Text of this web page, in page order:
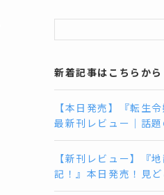
新着記事はこちらから
【本日発売】『転生
最新刊レビュー｜話
【新刊レビュー】『
記！』本日発売！見